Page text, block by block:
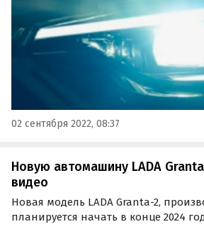
02 сентября 2022, 08:37
Новую автомашину LADA
видео
Новая модель LADA Granta-2,
планируется начать в конце 2024